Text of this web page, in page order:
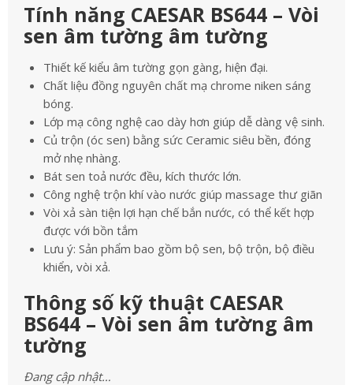
Tính năng CAESAR BS644 – Vòi
sen âm tường âm tường
Thiết kế kiểu âm tường gọn gàng, hiện đại.
Chất liệu đồng nguyên chất mạ chrome niken sáng
bóng.
Lớp mạ công nghệ cao dày hơn giúp dễ dàng vệ sinh.
Củ trộn (óc sen) bằng sức Ceramic siêu bền, đóng
mở nhẹ nhàng.
Bát sen toả nước đều, kích thước lớn.
Công nghệ trộn khí vào nước giúp massage thư giãn
Vòi xả sàn tiện lợi hạn chế bắn nước, có thể kết hợp
được với bồn tắm
Lưu ý: Sản phẩm bao gồm bộ sen, bộ trộn, bộ điều
khiển, vòi xả.
Thông số kỹ thuật CAESAR
BS644 – Vòi sen âm tường âm
tường
Đang cập nhật…